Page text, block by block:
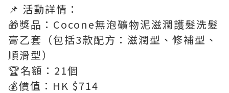
📌 活動詳情：
🎁獎品：Cocone無泡礦物泥滋潤護髮洗髮
膏乙套（包括3款配方：滋潤型、修補型、
順滑型）
🏆名額：21個
💰價值：HK $714